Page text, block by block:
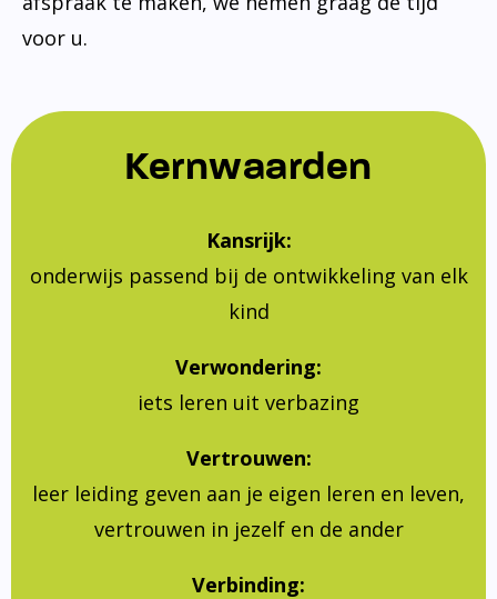
voor u.
Kernwaarden
Kansrijk:
onderwijs passend bij de ontwikkeling van elk
kind
Verwondering:
iets leren uit verbazing
Vertrouwen:
leer leiding geven aan je eigen leren en leven,
vertrouwen in jezelf en de ander
Verbinding: